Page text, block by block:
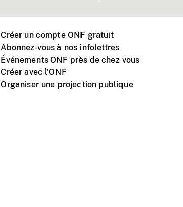
Créer un compte ONF gratuit
Abonnez-vous à nos infolettres
Événements ONF près de chez vous
Créer avec l’ONF
Organiser une projection publique